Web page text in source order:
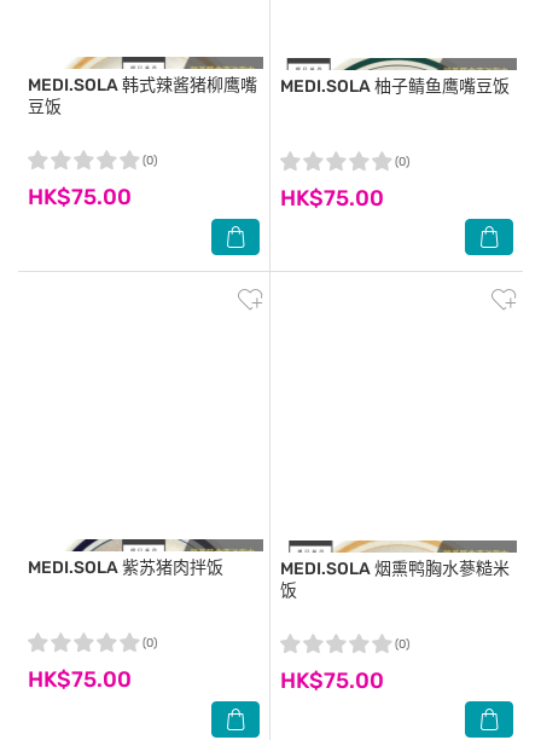
MEDI.SOLA韩式辣酱猪柳鹰嘴
豆饭
HK$75.00
(0)
MEDI.SOLA柚子鲭鱼鹰嘴豆饭
HK$75.00
(0)
MEDI.SOLA紫苏猪肉拌饭
HK$75.00
(0)
MEDI.SOLA烟熏鸭胸水蔘糙米
饭
HK$75.00
(0)